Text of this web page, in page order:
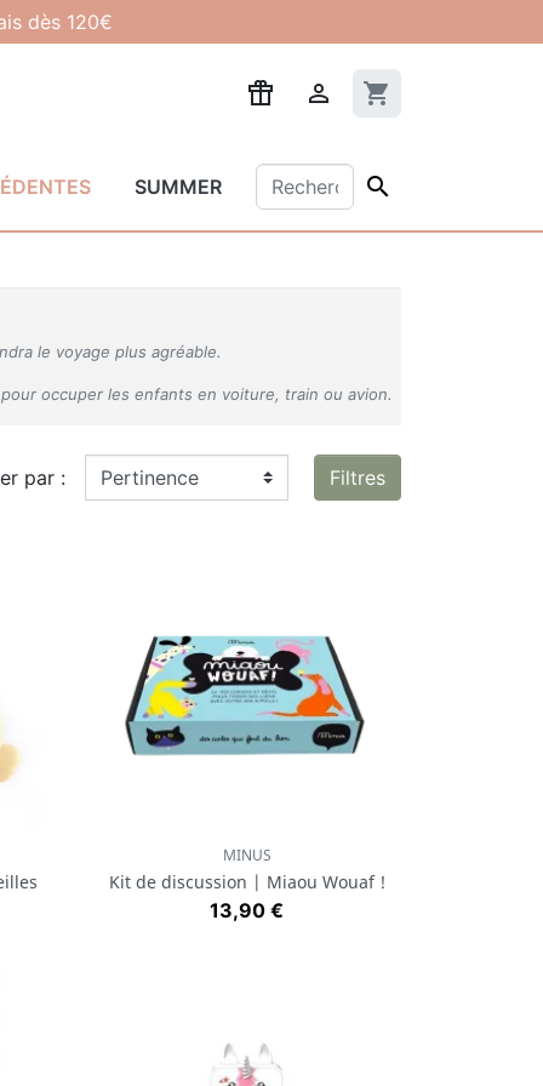
dès 120€
 shopping_cart
SUMMER 
le voyage plus agréable.
occuper les enfants en voiture, train ou avion.
par : Filtres
Aperçu rapide
MINUS
Kit de discussion | Miaou Wouaf !
Prix
13,90 €